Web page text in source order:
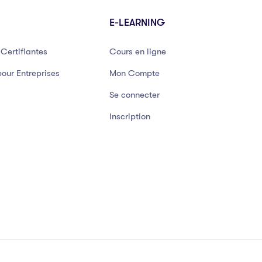
Entreprises
E-LEARNING
Cours en ligne
Mon Compte
Se connecter
Inscription